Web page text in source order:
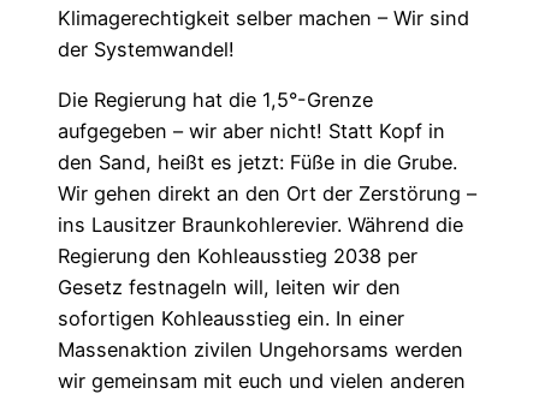
Klimagerechtigkeit selber machen – Wir sind
der Systemwandel!
Die Regierung hat die 1,5°-Grenze
aufgegeben – wir aber nicht! Statt Kopf in
den Sand, heißt es jetzt: Füße in die Grube.
Wir gehen direkt an den Ort der Zerstörung –
ins Lausitzer Braunkohlerevier. Während die
Regierung den Kohleausstieg 2038 per
Gesetz festnageln will, leiten wir den
sofortigen Kohleausstieg ein. In einer
Massenaktion zivilen Ungehorsams werden
wir gemeinsam mit euch und vielen anderen